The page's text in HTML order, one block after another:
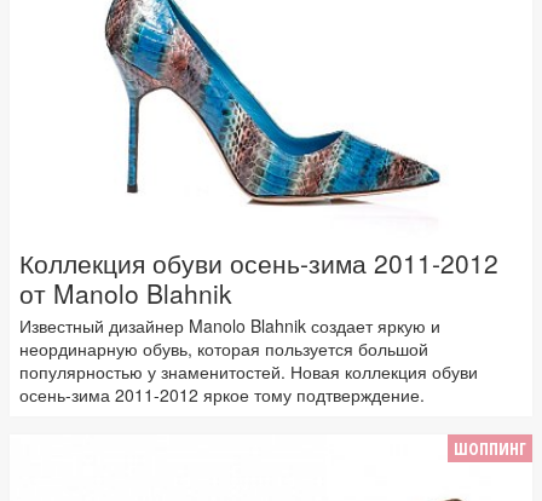
Коллекция обуви осень-зима 2011-2012
от Manolo Blahnik
Известный дизайнер Manolo Blahnik создает яркую и
неординарную обувь, которая пользуется большой
популярностью у знаменитостей. Новая коллекция обуви
осень-зима 2011-2012 яркое тому подтверждение.
ШОППИНГ